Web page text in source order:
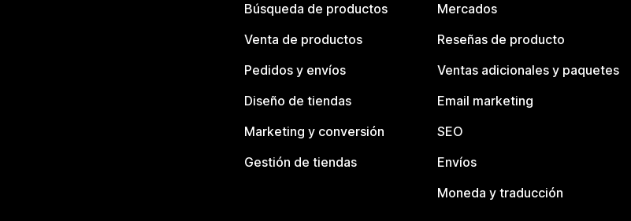
Búsqueda de productos
Venta de productos
Pedidos y envíos
Diseño de tiendas
Marketing y conversión
Gestión de tiendas
Mercados
Reseñas de producto
Ventas adicionales y paquetes
Email marketing
SEO
Envíos
Moneda y traducción